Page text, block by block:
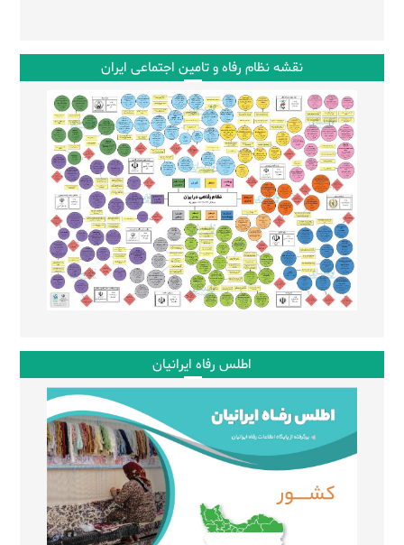
نقشه نظام رفاه و تامین اجتماعی ایران
اطلس رفاه ایرانیان